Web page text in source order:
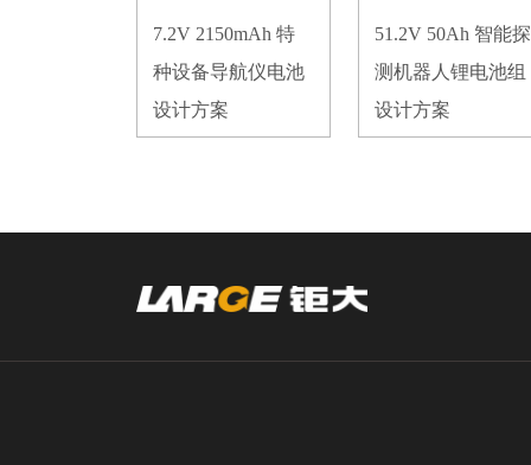
7.2V 2150mAh 特
种设备导航仪电池
设计方案
51.2V 50Ah 智能探
测机器人锂电池组
设计方案